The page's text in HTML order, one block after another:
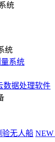
统
统
系统
数据处理软件
验无人船 NEW